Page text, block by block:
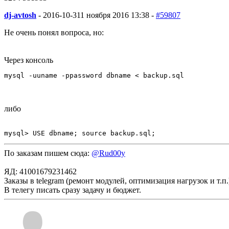
dj-avtosh - 2016-10-311 ноября 2016 13:38 - #59807
Не очень понял вопроса, но:
Через консоль
mysql -uuname -ppassword dbname < backup.sql
либо
mysql> USE dbname; source backup.sql;
По заказам пишем сюда: @Rud00y
ЯД: 41001679231462
Заказы в telegram (ремонт модулей, оптимизация нагрузок и
В телегу писать сразу задачу и бюджет.